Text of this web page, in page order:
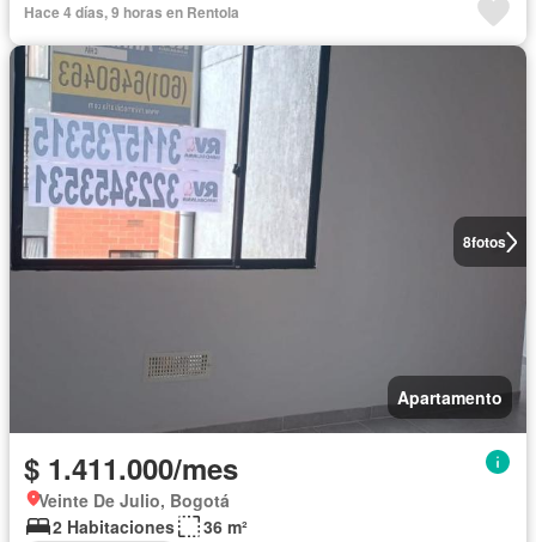
Hace 4 días, 9 horas en Rentola
8fotos
Apartamento
$ 1.411.000/mes
Veinte De Julio, Bogotá
2 Habitaciones
36 m²